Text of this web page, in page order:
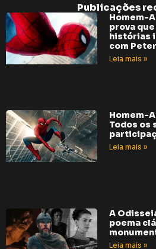
Publicações
Homem-
prova
histórias
com
Leia mais »
Homem-
Todos os
Leia mais »
A
poema
Leia mais »